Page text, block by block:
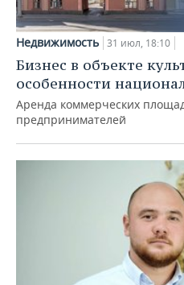
Недвижимость 31 июл, 18:10
Бизнес в объекте
особенности
Аренда коммерческих
предпринимателей